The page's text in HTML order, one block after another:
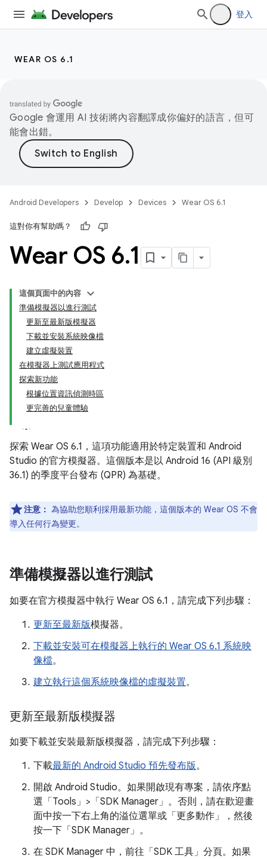
登入
WEAR OS 6.1
Google 會運用 AI 技術將內容翻譯成你偏好的語言，但可
能會出錯。
Android Developers Develop Devices Wear OS 6.1
這對你有幫助嗎？
Wear OS 6.1
這個頁面中的內容
準備模擬器以進行測試
更新至最新版模擬器
下載並安裝系統映像檔
建立虛擬裝置
在模擬器上測試應用程式
探索新功能
根據位置資訊偵測時區
更完善的兒童體驗
探索 Wear OS 6.1，這項功能適用於特定裝置和 Android
Studio 的官方模擬器。這個版本是以 Android 16 (API 級別
36.1) 的季度平台發布 (QPR) 為基礎。
注意： 為協助您順利採用最新功能，這個版本的 Wear OS 不會
導入任何行為變更。
準備模擬器以進行測試
如要在官方模擬器中執行 Wear OS 6.1，請完成下列步驟：
更新至最新版模擬器。
下載並安裝可在模擬器上執行的 Wear OS 6.1 系統映
像檔。
建立執行這個系統映像檔的虛擬裝置。
更新至最新版模擬器
如要下載並安裝最新版模擬器，請完成下列步驟：
下載最新的 Android Studio 預先發布版。
開啟 Android Studio。如果開啟現有專案，請依序點
選「Tools」>「SDK Manager」 。否則，請在歡迎畫
面中按一下右上角的溢位選單或「更多動作」
，然後
按一下「SDK Manager」 。
在 SDK Manager 中，前往「SDK 工具」分頁。如果